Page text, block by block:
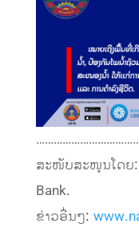
ສະໜັບສະໜູນໂດຍ:
Bank.
ຂ່າວອື່ນໆ: